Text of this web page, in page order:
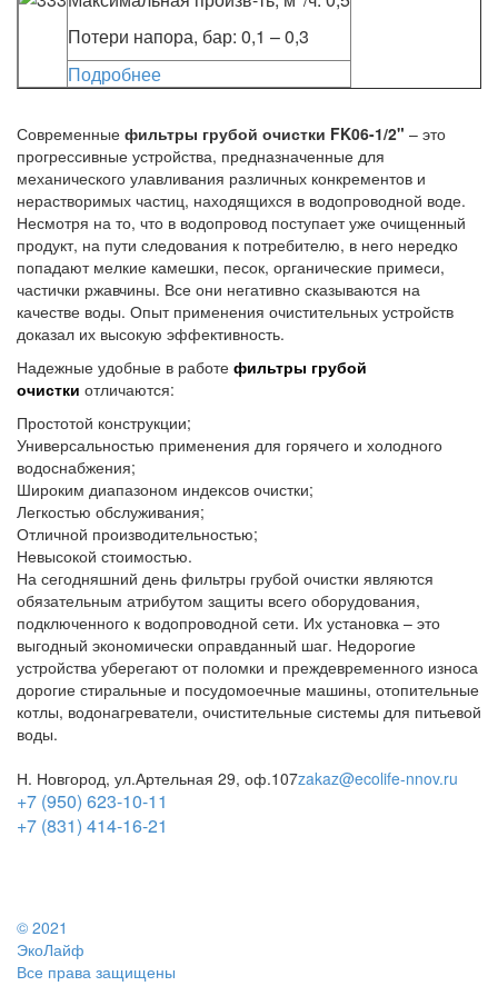
Потери напора, бар: 0,1 – 0,3
Подробнее
Современные фильтры грубой очистки FK06-1/2" – это
прогрессивные устройства, предназначенные для
механического улавливания различных конкрементов и
нерастворимых частиц, находящихся в водопроводной воде.
Несмотря на то, что в водопровод поступает уже очищенный
продукт, на пути следования к потребителю, в него нередко
попадают мелкие камешки, песок, органические примеси,
частички ржавчины. Все они негативно сказываются на
качестве воды. Опыт применения очистительных устройств
доказал их высокую эффективность.
Надежные удобные в работе фильтры грубой
очистки отличаются:
Простотой конструкции;
Универсальностью применения для горячего и холодного
водоснабжения;
Широким диапазоном индексов очистки;
Легкостью обслуживания;
Отличной производительностью;
Невысокой стоимостью.
На сегодняшний день фильтры грубой очистки являются
обязательным атрибутом защиты всего оборудования,
подключенного к водопроводной сети. Их установка – это
выгодный экономически оправданный шаг. Недорогие
устройства уберегают от поломки и преждевременного износа
дорогие стиральные и посудомоечные машины, отопительные
котлы, водонагреватели, очистительные системы для питьевой
воды.
Н. Новгород, ул.Артельная 29, оф.107zakaz@ecolife-nnov.ru
+7 (950) 623-10-11
+7 (831) 414-16-21
© 2021
ЭкоЛайф
Все права защищены